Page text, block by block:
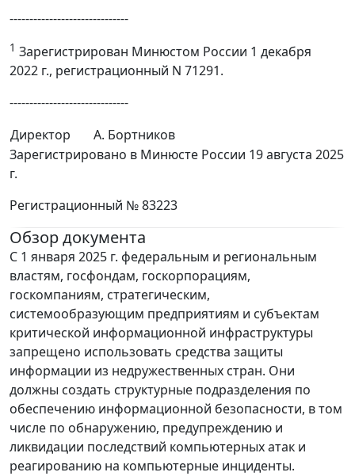
------------------------------
1 Зарегистрирован Минюстом России 1 декабря
2022 г., регистрационный N 71291.
------------------------------
Директор
А. Бортников
Зарегистрировано в Минюсте России 19 августа 2025
г.
Регистрационный № 83223
Обзор документа
С 1 января 2025 г. федеральным и региональным
властям, госфондам, госкорпорациям,
госкомпаниям, стратегическим,
системообразующим предприятиям и субъектам
критической информационной инфраструктуры
запрещено использовать средства защиты
информации из недружественных стран. Они
должны создать структурные подразделения по
обеспечению информационной безопасности, в том
числе по обнаружению, предупреждению и
ликвидации последствий компьютерных атак и
реагированию на компьютерные инциденты.